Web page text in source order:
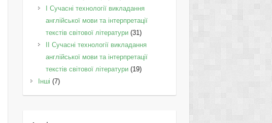
I Cучасні технології викладання
англійської мови та інтерпретації
текстів світової літератури(31)
II Cучасні технології викладання
англійської мови та інтерпретації
текстів світової літератури(19)
Інші (7)